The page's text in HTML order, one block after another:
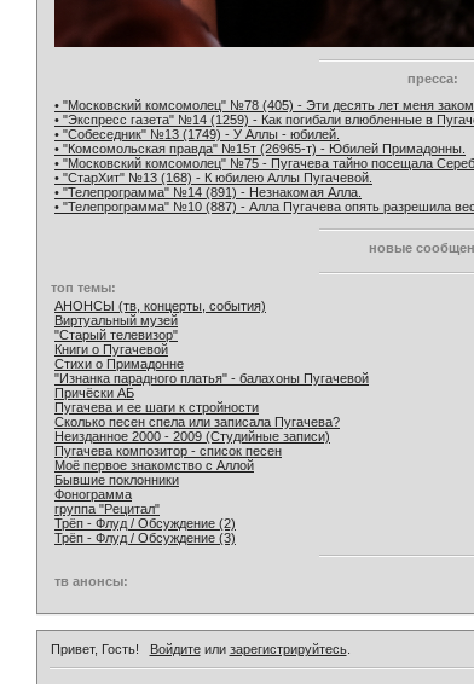
пресса:
• "Московский комсомолец" №78 (405) - Эти десять лет меня
• "Экспресс газета" №14 (1259) - Как погибали влюбленные в
• "Собеседник" №13 (1749) - У Аллы - юбилей.
• "Комсомольская правда" №15т (26965-т) - Юбилей Примадонны.
• "Московский комсомолец" №75 - Пугачева тайно посещала
• "СтарХит" №13 (168) - К юбилею Аллы Пугачевой.
• "Телепрограмма" №14 (891) - Незнакомая Алла.
• "Телепрограмма" №10 (887) - Алла Пугачева опять разрешила
новые
топ темы:
АНОНСЫ (тв, концерты, события)
Виртуальный музей
"Старый телевизор"
Книги о Пугачевой
Стихи о Примадонне
"Изнанка парадного платья" - балахоны Пугачевой
Причёски АБ
Пугачева и ее шаги к стройности
Сколько песен спела или записала Пугачева?
Неизданное 2000 - 2009 (Студийные записи)
Пугачева композитор - список песен
Моё первое знакомство с Аллой
Бывшие поклонники
Фонограмма
группа "Рецитал"
Трёп - Флуд / Обсуждение (2)
Трёп - Флуд / Обсуждение (3)
тв анонсы:
Привет, Гость! Войдитеили зарегистрируйтесь.